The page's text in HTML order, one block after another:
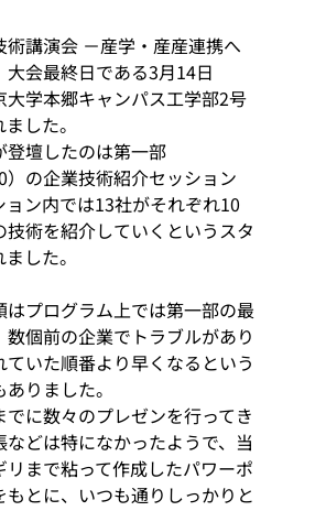
術講演会 －産学・産産連携へ
大会最終日である3月14日
大学本郷キャンパス工学部2号
した。
登壇したのは第一部
）の企業技術紹介セッション
ョン内では13社がそれぞれ10
技術を紹介していくというスタ
した。
はプログラム上では第一部の最
個前の企業でトラブルがあり
ていた順番より早くなるという
りました。
でに数々のプレゼンを行ってき
などは特になかったようで、当
リまで粘って作成したパワーポ
もとに、いつも通りしっかりと